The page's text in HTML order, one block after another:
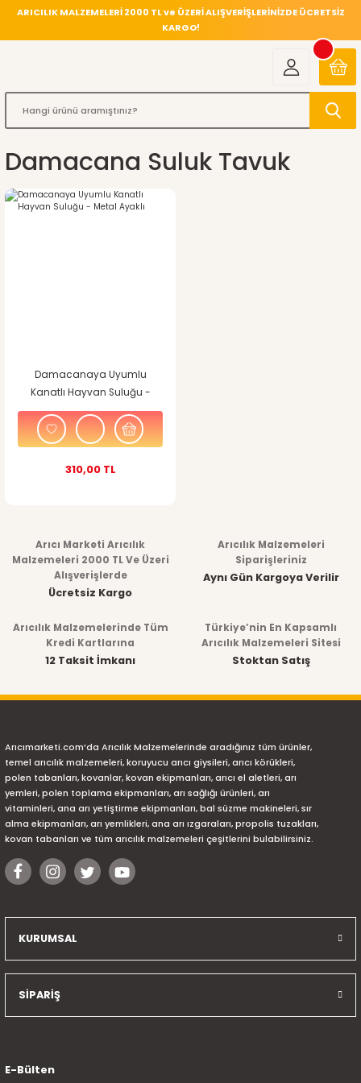
ARICILIK MALZEMELERİ 2000 TL ve ÜZERİ ALIŞVERİŞLERİNİZDE ÜCRETSİZ
KARGO!
Damacana Suluk Tavuk
Damacanaya Uyumlu
Kanatlı Hayvan Suluğu -
Metal Ayaklı
310,00 TL
Arıcı Marketi Arıcılık
Malzemeleri 2000 TL Ve Üzeri
Alışverişlerde
Ücretsiz Kargo
Arıcılık Malzemeleri
Siparişleriniz
Aynı Gün Kargoya Verilir
Arıcılık Malzemelerinde Tüm
Kredi Kartlarına
12 Taksit İmkanı
Türkiye’nin En Kapsamlı
Arıcılık Malzemeleri Sitesi
Stoktan Satış
Arıcımarketi.com’da Arıcılık Malzemelerinde aradığınız tüm ürünler,
temel arıcılık malzemeleri, koruyucu arıcı giysileri, arıcı körükleri,
polen tabanları, kovanlar, kovan ekipmanları, arıcı el aletleri, arı
yemleri, polen toplama ekipmanları, arı sağlığı ürünleri, arı
vitaminleri, ana arı yetiştirme ekipmanları, bal süzme makineleri, sır
alma ekipmanları, arı yemlikleri, ana arı ızgaraları, propolis tuzakları,
kovan tabanları ve tüm arıcılık malzemeleri çeşitlerini bulabilirsiniz.
KURUMSAL
SİPARİŞ
E-Bülten